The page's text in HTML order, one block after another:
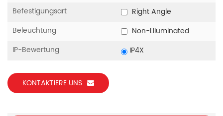
Befestigungsart
Right Angle
Beleuchtung
Non-Llluminated
IP-Bewertung
IP4X
KONTAKTIERE UNS